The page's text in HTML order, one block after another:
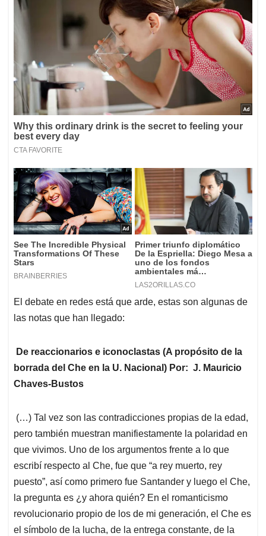
El debate en redes está que arde, estas son algunas de
las notas que han llegado:
De reaccionarios e iconoclastas (A propósito de la
borrada del Che en la U. Nacional) Por: J. Mauricio
Chaves-Bustos
(…) Tal vez son las contradicciones propias de la edad,
pero también muestran manifiestamente la polaridad en
que vivimos. Uno de los argumentos frente a lo que
escribí respecto al Che, fue que “a rey muerto, rey
puesto”, así como primero fue Santander y luego el Che,
la pregunta es ¿y ahora quién? En el romanticismo
revolucionario propio de los de mi generación, el Che es
el símbolo de la lucha, de la entrega constante, de la